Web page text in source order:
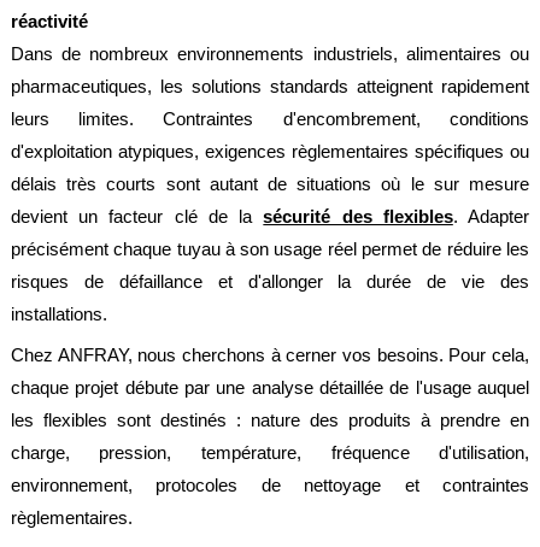
réactivité
Dans de nombreux environnements industriels, alimentaires ou
pharmaceutiques, les solutions standards atteignent rapidement
leurs limites. Contraintes d'encombrement, conditions
d'exploitation atypiques, exigences règlementaires spécifiques ou
délais très courts sont autant de situations où le sur mesure
devient un facteur clé de lasécurité des flexibles. Adapter
précisément chaque tuyau à son usage réel permet de réduire les
risques de défaillance et d'allonger la durée de vie des
installations.
Chez ANFRAY, nous cherchons à cerner vos besoins. Pour cela,
chaque projet débute par une analyse détaillée de l'usage auquel
les flexibles sont destinés : nature des produits à prendre en
charge, pression, température, fréquence d'utilisation,
environnement, protocoles de nettoyage et contraintes
règlementaires.